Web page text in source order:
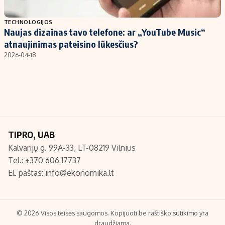
Populiarios temos
Investavimas
Akcijų rinka
Titulinis
Nedarbo išmokos skaičiuoklė
Redakcija
Turinio žymėjimo taisyklės
TECHNOLOGIJOS
Naujas dizainas tavo telefone: ar „YouTube Music“
atnaujinimas pateisino lūkesčius?
2026-04-18
TIPRO, UAB
Kalvarijų g. 99A-33, LT-08219 Vilnius
Tel.: +370 606 17737
El. paštas: info@ekonomika.lt
© 2026 Visos teisės saugomos. Kopijuoti be raštiško sutikimo yra
draudžiama.